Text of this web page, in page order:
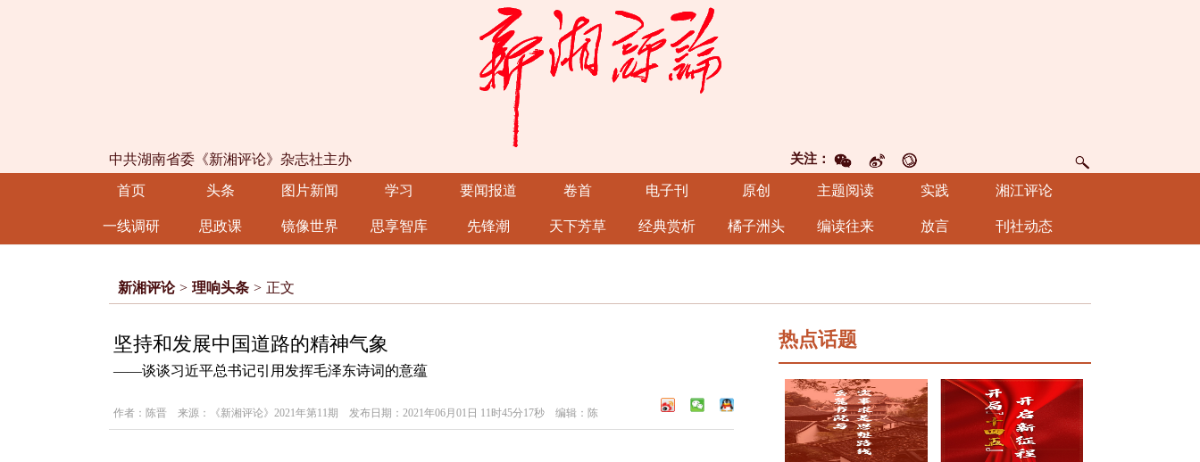
关注：
中共湖南省委《新湘评论》杂志社主办
首页 头条 图片新闻 学习 要闻报道 卷首 电子刊 原创 主题阅读 实践 湘江评论
一线调研 思政课 镜像世界 思享智库 先锋潮 天下芳草 经典赏析 橘子洲头 编读往来 放言 刊社动态
新湘评论 > 理响头条 > 正文
坚持和发展中国道路的精神气象
——谈谈习近平总书记引用发挥毛泽东诗词的意蕴
作者：陈晋 来源：《新湘评论》2021年第11期 发布日期：2021年06月01日 11时45分17秒 编辑：陈
热点话题